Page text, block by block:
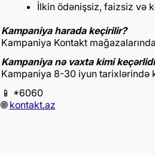
İlkin ödənişsiz, faizsiz və
Kampaniya harada keçirilir?
Kampaniya Kontakt
Kampaniya nə vaxta kimi
Kampaniya 8-30 iyun tarixlərində
📱 *6060
🌐kontakt.az